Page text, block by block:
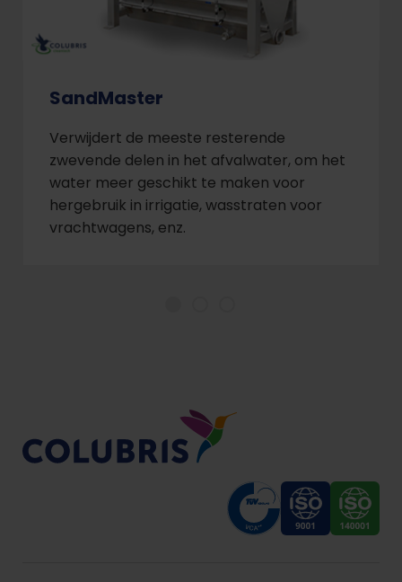
SandMaster
Verwijdert de meeste resterende
zwevende delen in het afvalwater, om het
water meer geschikt te maken voor
hergebruik in irrigatie, wasstraten voor
vrachtwagens, enz.